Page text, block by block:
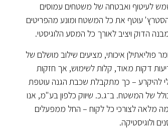
לעיטוף ואבטחה של משטחים עמוסים
הסטרץ' עוטף את כל המשטח ומונע מהפריטים
הדוק ויציב לאורך כל המסע הלוגיסטי.
פוליאתילן איכותי, מציעים שילוב מושלם של
דקות מאוד, קלות לשימוש, אך חזקות
להיקרע – כך מתקבלת שכבת הגנה עוטפת
של המשטח. ב־ג.כ. שיווק כלפון בע"מ, אנו
מלאה לצורכי כל לקוח – החל ממפעלים
ולוגיסטיקה.